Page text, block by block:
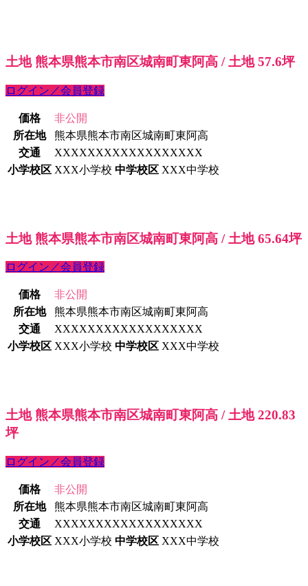
土地 熊本県熊本市南区城南町東阿高 / 土地 57.6坪
ログイン／会員登録
価格
非公開
所在地
熊本県熊本市南区城南町東阿高
交通
XXXXXXXXXXXXXXXXXX
小学校区 XXX小学校 中学校区 XXX中学校
土地 熊本県熊本市南区城南町東阿高 / 土地 65.64坪
ログイン／会員登録
価格
非公開
所在地
熊本県熊本市南区城南町東阿高
交通
XXXXXXXXXXXXXXXXXX
小学校区 XXX小学校 中学校区 XXX中学校
土地 熊本県熊本市南区城南町東阿高 / 土地 220.83
坪
ログイン／会員登録
価格
非公開
所在地
熊本県熊本市南区城南町東阿高
交通
XXXXXXXXXXXXXXXXXX
小学校区 XXX小学校 中学校区 XXX中学校